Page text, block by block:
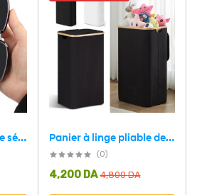
Boucle de ceinture de sécurité pour siège auto 2PCS – طقم قطعتين مشبك حزام الأمان Panier à linge pliable de haute qualité 70L avec couvercle – سلة أغراض منزلية
(0)
4,800DA
4,200 DA